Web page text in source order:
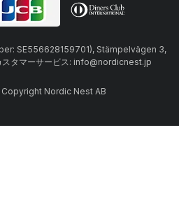
SE556628159701), Stämpelvägen 3,
タマーサービス: info@nordicnest.jp
Nordic Nest AB